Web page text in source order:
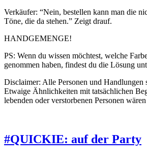
Verkäufer: “Nein, bestellen kann man die
Töne, die da stehen.” Zeigt drauf.
HANDGEMENGE!
PS: Wenn du wissen möchtest, welche
genommen haben, findest du die Lösung
Disclaimer: Alle Personen und Handlungen
Etwaige Ähnlichkeiten mit tatsächlichen
lebenden oder verstorbenen Personen
#QUICKIE: auf der Party